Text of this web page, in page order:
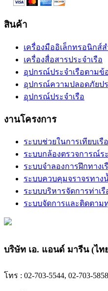
สินค้า
เครื่องมืออิเล็กทรอนิกส์
เครื่องสื่อสารประจำเรือ
อุปกรณ์ประจำเรือตามข้
อุปกรณ์ความปลอดภัยปร
อุปกรณ์ประจำเรือ
งานโครงการ
ระบบช่วยในการเทียบเรือ
ระบบกล้องตรวจการณ์ร
ระบบจำลองการฝึกทางเ
ระบบควบคุมจราจรทาง
ระบบบริหารจัดการท่าเรื
ระบบจัดการและติดตาม
บริษัท เอ. แอนด์ มารีน (ไท
โทร : 02-703-5544, 02-703-